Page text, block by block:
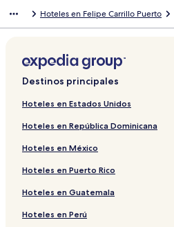
Hoteles en Felipe Carrillo Puerto
Destinos principales
Hoteles en Estados Unidos
Hoteles en República Dominicana
Hoteles en México
Hoteles en Puerto Rico
Hoteles en Guatemala
Hoteles en Perú